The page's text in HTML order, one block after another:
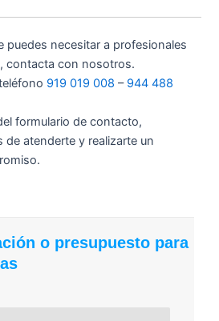
puedes necesitar a profesionales
contacta con nosotros.
919 019 008 – 944 488
formulario de contacto,
atenderte y realizarte un
o presupuesto para